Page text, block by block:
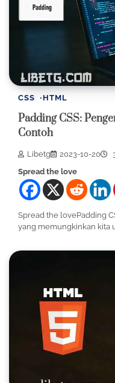
CSS HTML
Padding CSS:
Contoh
Libetg 2023-10-20
Spread the love
Spread the lovePadding
yang memungkinkan kita